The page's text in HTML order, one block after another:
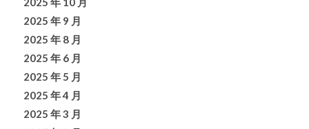
2025 年 9 月
2025 年 8 月
2025 年 6 月
2025 年 5 月
2025 年 4 月
2025 年 3 月